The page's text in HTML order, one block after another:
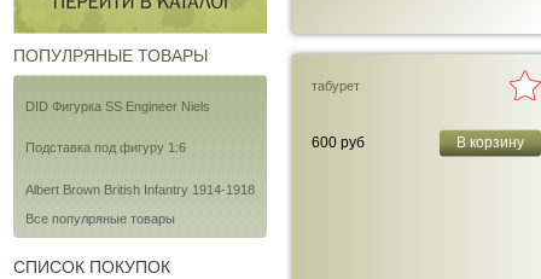
ПОПУЛРЯНЫЕ ТОВАРЫ
DID Фигурка SS Engineer Niels
Подставка под фигуру 1:6
Albert Brown British Infantry 1914-1918
Все популряные товары
СПИСОК ПОКУПОК
табурет
600 руб В корзину